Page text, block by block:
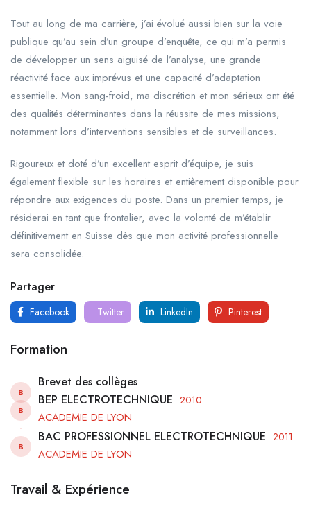
Tout au long de ma carrière, j’ai évolué aussi bien sur la voie
publique qu’au sein d’un groupe d’enquête, ce qui m’a permis
de développer un sens aiguisé de l’analyse, une grande
réactivité face aux imprévus et une capacité d’adaptation
essentielle. Mon sang-froid, ma discrétion et mon sérieux ont été
des qualités déterminantes dans la réussite de mes missions,
notamment lors d’interventions sensibles et de surveillances.
Rigoureux et doté d’un excellent esprit d’équipe, je suis
également flexible sur les horaires et entièrement disponible pour
répondre aux exigences du poste. Dans un premier temps, je
résiderai en tant que frontalier, avec la volonté de m’établir
définitivement en Suisse dès que mon activité professionnelle
sera consolidée.
Partager
Facebook Twitter LinkedIn Pinterest
Formation
B
Brevet des collèges
B
BEP ELECTROTECHNIQUE 2010
ACADEMIE DE LYON
B
BAC PROFESSIONNEL ELECTROTECHNIQUE 2011
ACADEMIE DE LYON
Travail & Expérience